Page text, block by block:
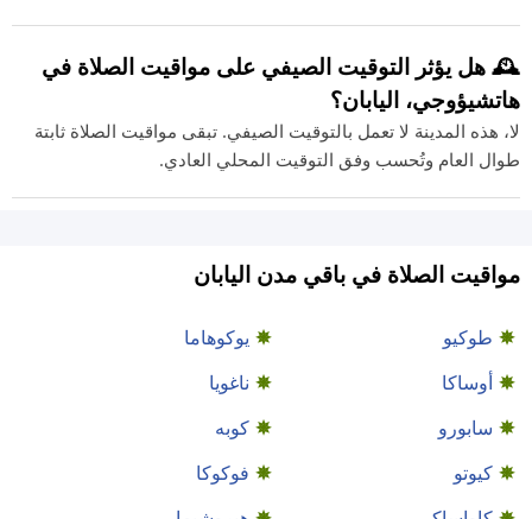
🕰️ هل يؤثر التوقيت الصيفي على مواقيت الصلاة في
هاتشيؤوجي، اليابان؟
لا، هذه المدينة لا تعمل بالتوقيت الصيفي. تبقى مواقيت الصلاة ثابتة
طوال العام وتُحسب وفق التوقيت المحلي العادي.
مواقيت الصلاة في باقي مدن اليابان
طوكيو
يوكوهاما
أوساكا
ناغويا
سابورو
كوبه
كيوتو
فوكوكا